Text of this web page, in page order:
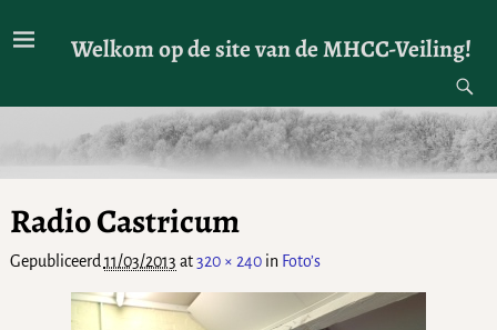
Welkom op de site van de MHCC-Veiling!
Radio Castricum
Gepubliceerd 11/03/2013 at320 × 240in Foto’s